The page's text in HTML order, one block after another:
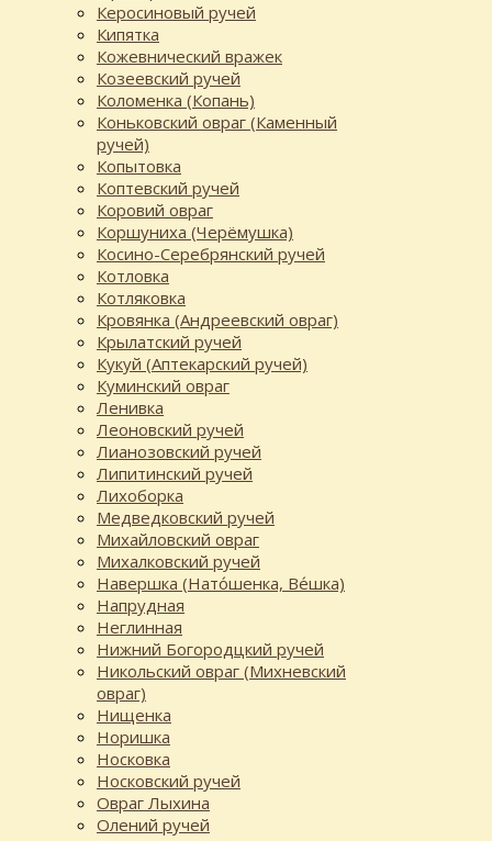
Керосиновый ручей
Кипятка
Кожевнический вражек
Козеевский ручей
Коломенка (Копань)
Коньковский овраг (Каменный
ручей)
Копытовка
Коптевский ручей
Коровий овраг
Коршуниха (Черёмушка)
Косино-Серебрянский ручей
Котловка
Котляковка
Кровянка (Андреевский овраг)
Крылатский ручей
Кукуй (Аптекарский ручей)
Куминский овраг
Ленивка
Леоновский ручей
Лианозовский ручей
Липитинский ручей
Лихоборка
Медведковский ручей
Михайловский овраг
Михалковский ручей
Навершка (Нато́шенка, Ве́шка)
Напрудная
Неглинная
Нижний Богородцкий ручей
Никольский овраг (Михневский
овраг)
Нищенка
Норишка
Носковка
Носковский ручей
Овраг Лыхина
Олений ручей